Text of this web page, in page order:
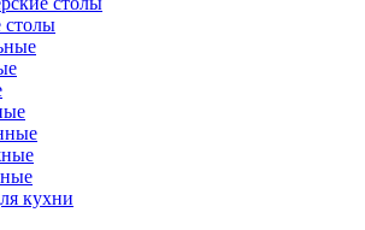
столы
кухни